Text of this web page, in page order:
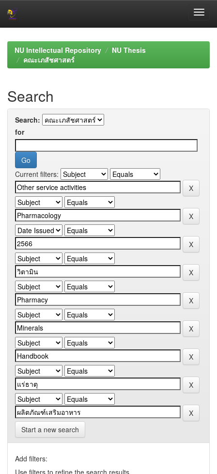
navigationNU Intellectual Repository
NU Thesis
คณะเภสัชศาสตร์
Search
Search:
for
Current filters:
Start a new search
Add filters:
Use filters to refine the search results.